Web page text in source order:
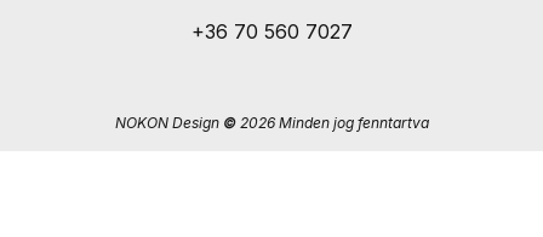
+36 70 560 7027
NOKON Design ©2026 Minden jog fenntartva